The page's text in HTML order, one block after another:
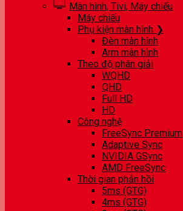
Màn hình, Tivi, Máy chiếu
Máy chiếu
Phụ kiện màn hình ❯
Đèn màn hình
Arm màn hình
Theo độ phân giải
WQHD
QHD
Full HD
HD
Công nghệ
FreeSync Premium
Adaptive Sync
NVIDIA GSync
AMD FreeSync
Thời gian phản hồi
5ms (GTG)
4ms (GTG)